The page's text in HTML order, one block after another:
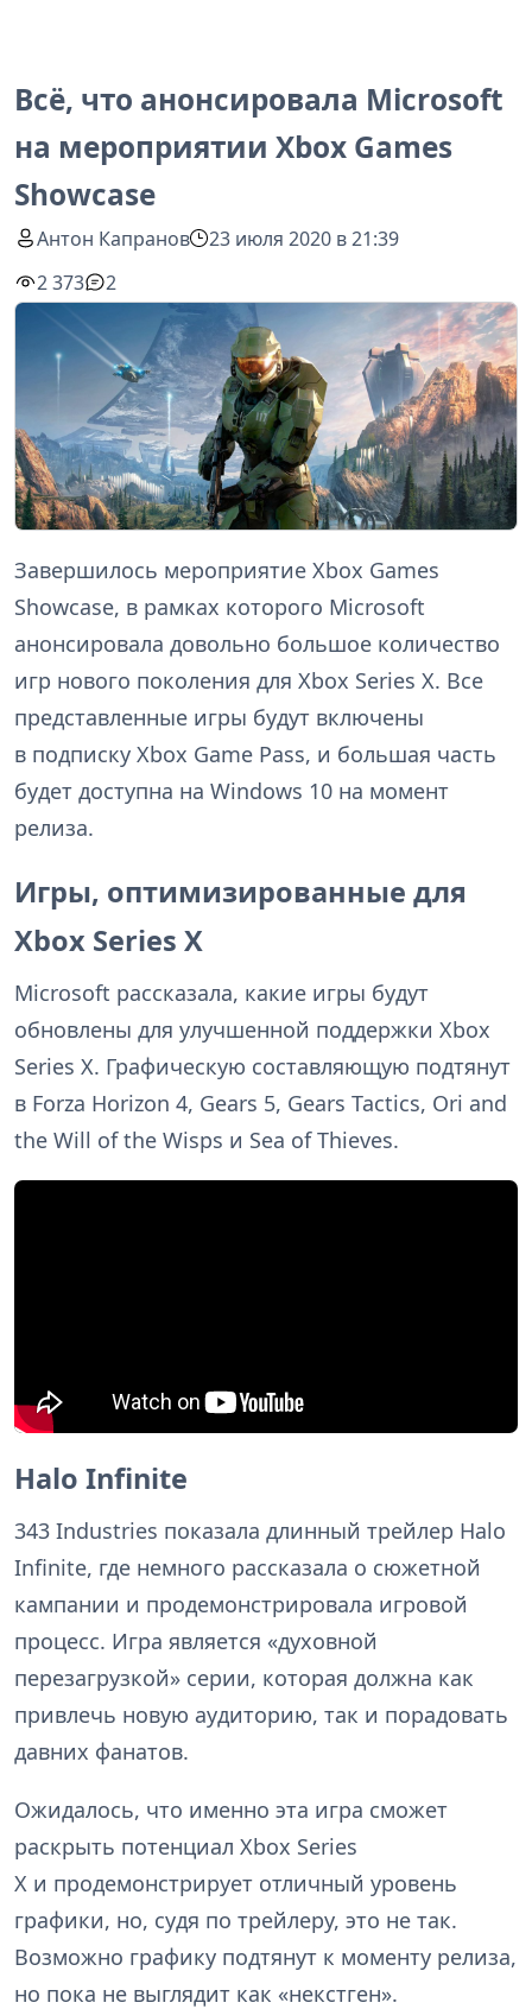
Всё, что анонсировала Microsoft
на мероприятии Xbox Games
Showcase
Антон Капранов
23 июля 2020 в 21:39
2 373
2
Завершилось мероприятие Xbox Games
Showcase, в рамках которого Microsoft
анонсировала довольно большое количество
игр нового поколения для Xbox Series X. Все
представленные игры будут включены
в подписку Xbox Game Pass, и большая часть
будет доступна на Windows 10 на момент
релиза.
Игры, оптимизированные для
Xbox Series X
Microsoft рассказала, какие игры будут
обновлены для улучшенной поддержки Xbox
Series X. Графическую составляющую подтянут
в Forza Horizon 4, Gears 5, Gears Tactics, Ori and
the Will of the Wisps и Sea of Thieves.
Halo Infinite
343 Industries показала длинный трейлер Halo
Infinite, где немного рассказала о сюжетной
кампании и продемонстрировала игровой
процесс. Игра является «духовной
перезагрузкой» серии, которая должна как
привлечь новую аудиторию, так и порадовать
давних фанатов.
Ожидалось, что именно эта игра сможет
раскрыть потенциал Xbox Series
X и продемонстрирует отличный уровень
графики, но, судя по трейлеру, это не так.
Возможно графику подтянут к моменту релиза,
но пока не выглядит как «некстген».